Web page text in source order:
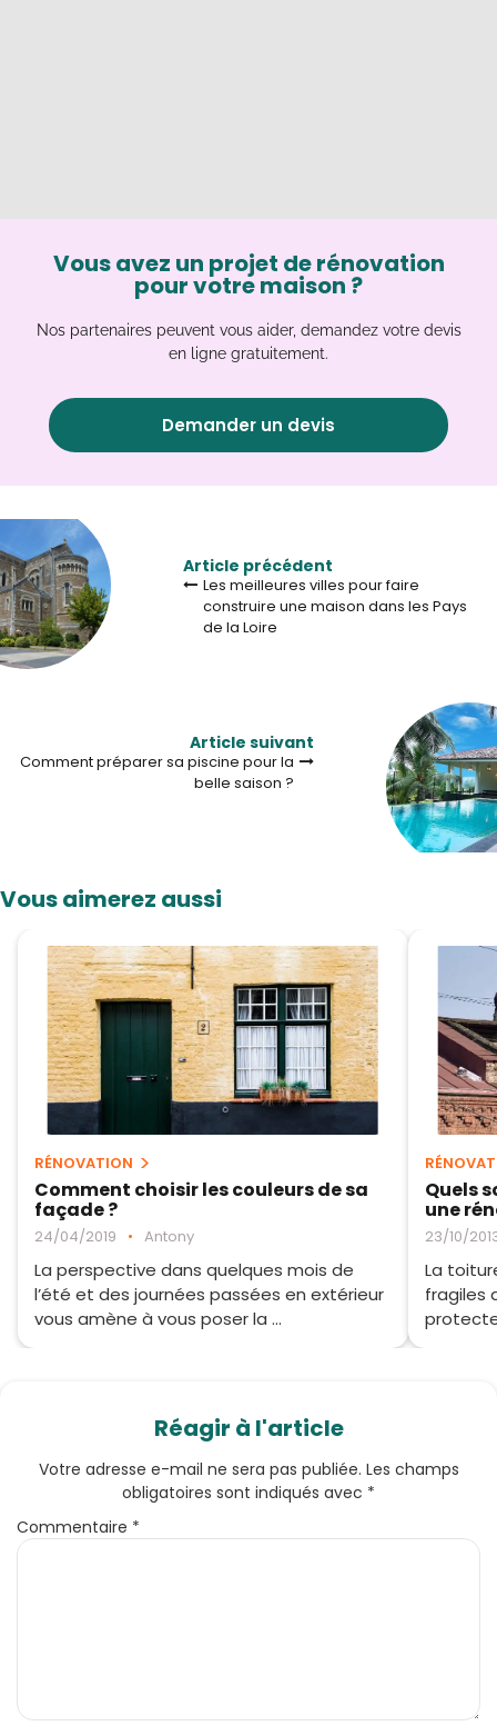
Vous avez un projet de rénovation
pour votre maison ?
Nos partenaires peuvent vous aider, demandez votre devis
en ligne gratuitement.
Demander un devis
Article précédent
Les meilleures villes pour faire
construire une maison dans les Pays
de la Loire
Article suivant
Comment préparer sa piscine pour la
belle saison ?
Vous aimerez aussi
RÉNOVATION
Comment choisir les couleurs de sa
façade ?
24/04/2019 • Antony
La perspective dans quelques mois de
l’été et des journées passées en extérieur
vous amène à vous poser la ...
Quels
une
23/10/
La
fragiles
Réagir à l'article
Votre adresse e-mail ne sera pas publiée. Les champs
obligatoires sont indiqués avec *
Commentaire *